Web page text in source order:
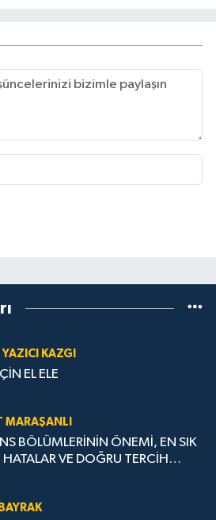
KAZGI
EL ELE
MARAŞANLI
BÖLÜMLERİNİN ÖNEMİ, EN SIK
HATALAR VE DOĞRU TERCİH